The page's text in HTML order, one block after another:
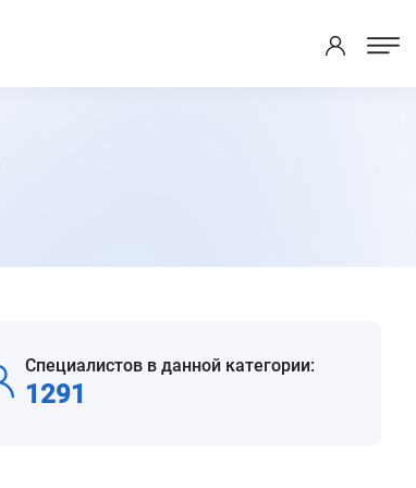
Специалистов в данной категории:
1291